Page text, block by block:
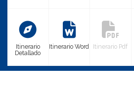
Itinerario
Detallado
Itinerario Word Itinerario Pdf